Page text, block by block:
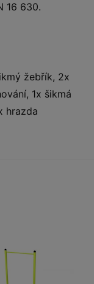
16 630.
žebřík, 2x
1x šikmá
hrazda